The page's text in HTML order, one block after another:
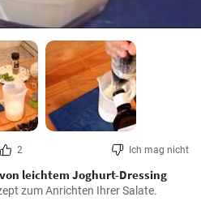
2 Ich mag nicht
leichtem Joghurt-Dressing
zum Anrichten Ihrer Salate.